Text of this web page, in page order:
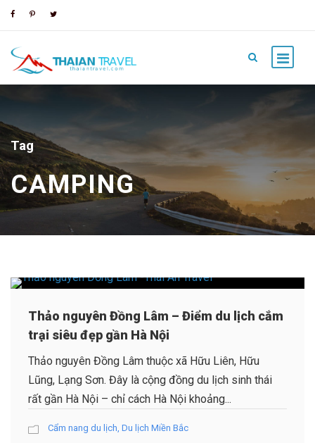
Tag
CAMPING
Thảo nguyên Đồng Lâm – Điểm du lịch cắm
trại siêu đẹp gần Hà Nội
Thảo nguyên Đồng Lâm thuộc xã Hữu Liên, Hữu
Lũng, Lạng Sơn. Đây là cộng đồng du lịch sinh thái
rất gần Hà Nội – chỉ cách Hà Nội khoảng...
Cẩm nang du lịch, Du lịch Miền Bắc